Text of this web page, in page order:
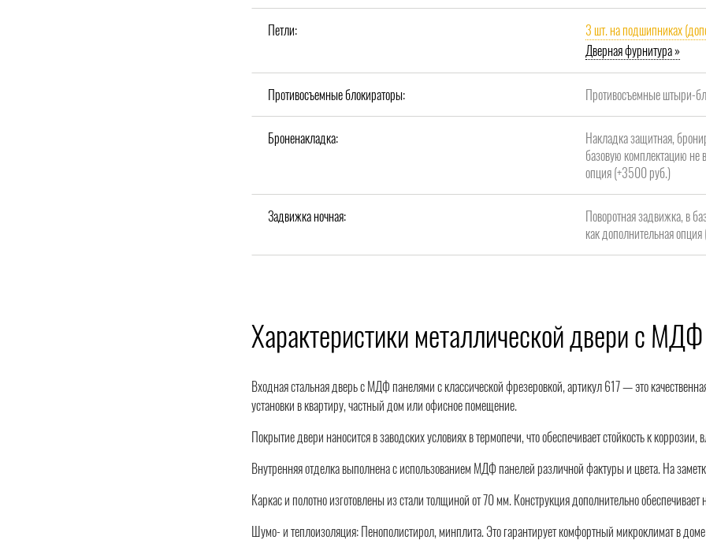
Петли:
3 шт. на подшипниках
Дверная фурнитура »
Противосъемные блокираторы: Противосъемные штыри-
Броненакладка:
Накладка защитная,
базовую комплектацию не
опция (+3500 руб.)
Задвижка ночная:
Поворотная задвижка, в
как дополнительная
Характеристики металлической двери с
Входная стальная дверь с МДФ панелями с классической фрезеровкой, артикул 617 — это
установки в квартиру, частный дом или офисное помещение.
Покрытие двери наносится в заводских условиях в термопечи, что обеспечивает стойкость к
Внутренняя отделка выполнена с использованием МДФ панелей различной фактуры и цвета. На
Каркас и полотно изготовлены из стали толщиной от 70 мм. Конструкция дополнительно
Шумо- и теплоизоляция: Пенополистирол, минплита. Это гарантирует комфортный микроклимат в